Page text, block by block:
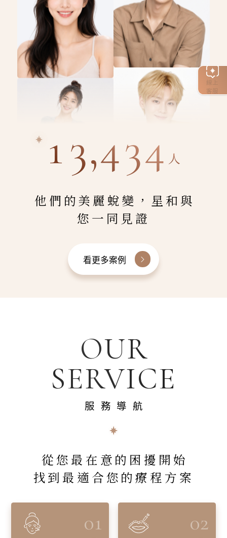
線上
客服
13,434 人
他們的美麗蛻變，星和與
您一同見證
看更多案例
OUR
SERVICE
服務導航
從您最在意的困擾開始
找到最適合您的療程方案
01 02